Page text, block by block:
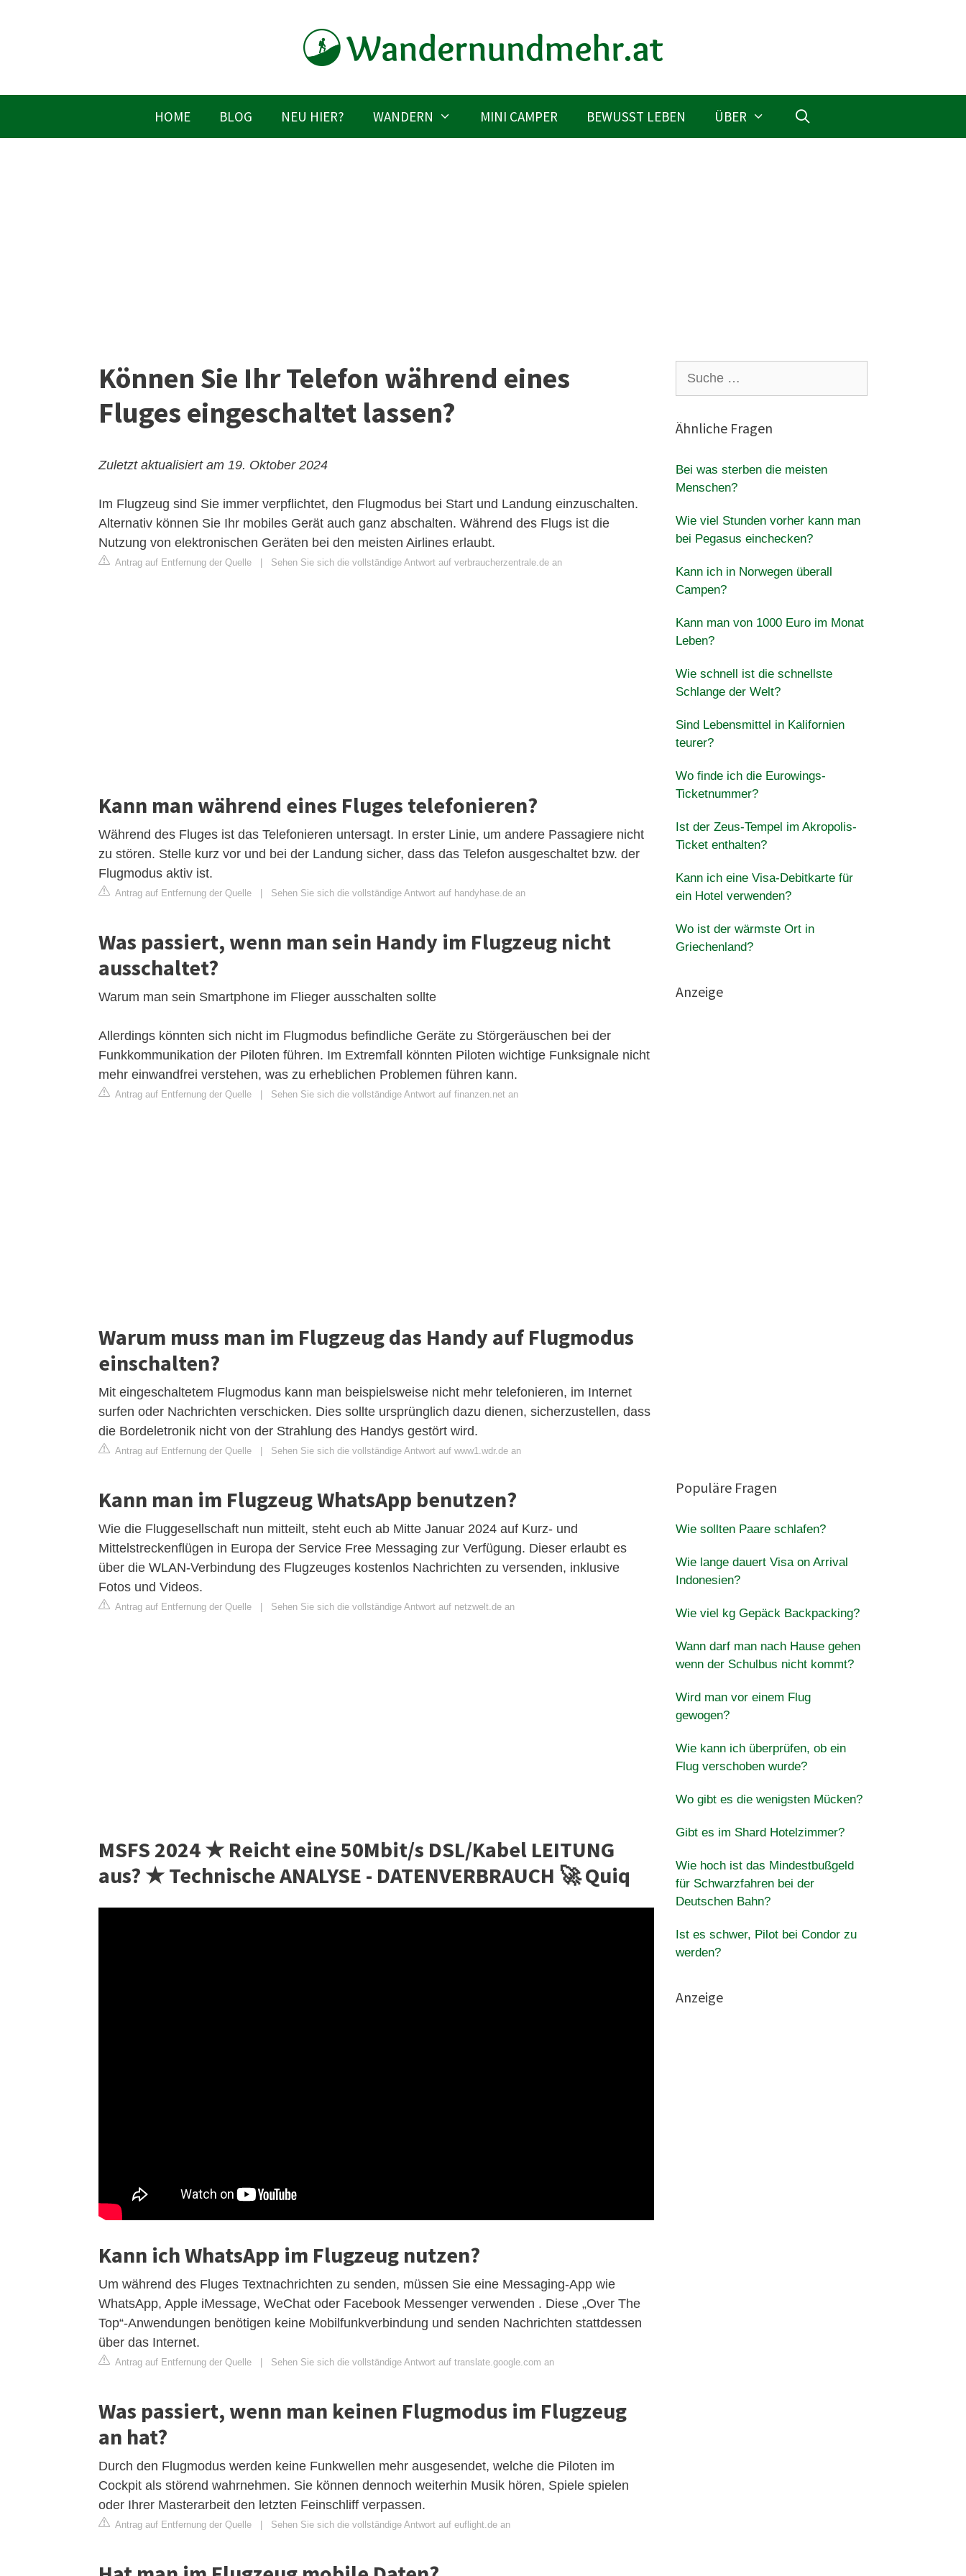
HOME BLOG NEU HIER? WANDERN MINI CAMPER BEWUSST LEBEN ÜBER
Können Sie Ihr Telefon während eines
Fluges eingeschaltet lassen?
Zuletzt aktualisiert am 19. Oktober 2024
Im Flugzeug sind Sie immer verpflichtet, den Flugmodus bei Start und Landung einzuschalten.
Alternativ können Sie Ihr mobiles Gerät auch ganz abschalten. Während des Flugs ist die
Nutzung von elektronischen Geräten bei den meisten Airlines erlaubt.
Antrag auf Entfernung der Quelle Sehen Sie sich die vollständige Antwort auf verbraucherzentrale.de an
Kann man während eines Fluges telefonieren?
Während des Fluges ist das Telefonieren untersagt. In erster Linie, um andere Passagiere nicht
zu stören. Stelle kurz vor und bei der Landung sicher, dass das Telefon ausgeschaltet bzw. der
Flugmodus aktiv ist.
Antrag auf Entfernung der Quelle Sehen Sie sich die vollständige Antwort auf handyhase.de an
Was passiert, wenn man sein Handy im Flugzeug nicht
ausschaltet?
Warum man sein Smartphone im Flieger ausschalten sollte
Allerdings könnten sich nicht im Flugmodus befindliche Geräte zu Störgeräuschen bei der
Funkkommunikation der Piloten führen. Im Extremfall könnten Piloten wichtige Funksignale nicht
mehr einwandfrei verstehen, was zu erheblichen Problemen führen kann.
Antrag auf Entfernung der Quelle Sehen Sie sich die vollständige Antwort auf finanzen.net an
Warum muss man im Flugzeug das Handy auf Flugmodus
einschalten?
Mit eingeschaltetem Flugmodus kann man beispielsweise nicht mehr telefonieren, im Internet
surfen oder Nachrichten verschicken. Dies sollte ursprünglich dazu dienen, sicherzustellen, dass
die Bordeletronik nicht von der Strahlung des Handys gestört wird.
Antrag auf Entfernung der Quelle Sehen Sie sich die vollständige Antwort auf www1.wdr.de an
Kann man im Flugzeug WhatsApp benutzen?
Wie die Fluggesellschaft nun mitteilt, steht euch ab Mitte Januar 2024 auf Kurz- und
Mittelstreckenflügen in Europa der Service Free Messaging zur Verfügung. Dieser erlaubt es
über die WLAN-Verbindung des Flugzeuges kostenlos Nachrichten zu versenden, inklusive
Fotos und Videos.
Antrag auf Entfernung der Quelle Sehen Sie sich die vollständige Antwort auf netzwelt.de an
MSFS 2024 ★ Reicht eine 50Mbit/s DSL/Kabel LEITUNG
aus? ★ Technische ANALYSE - DATENVERBRAUCH 🚀 Quiq
Kann ich WhatsApp im Flugzeug nutzen?
Um während des Fluges Textnachrichten zu senden, müssen Sie eine Messaging-App wie
WhatsApp, Apple iMessage, WeChat oder Facebook Messenger verwenden . Diese „Over The
Top“-Anwendungen benötigen keine Mobilfunkverbindung und senden Nachrichten stattdessen
über das Internet.
Antrag auf Entfernung der Quelle | Sehen Sie sich die vollständige Antwort auf translate.google.com an
Was passiert, wenn man keinen Flugmodus im Flugzeug
an hat?
Durch den Flugmodus werden keine Funkwellen mehr ausgesendet, welche die Piloten im
Cockpit als störend wahrnehmen. Sie können dennoch weiterhin Musik hören, Spiele spielen
oder Ihrer Masterarbeit den letzten Feinschliff verpassen.
Antrag auf Entfernung der Quelle | Sehen Sie sich die vollständige Antwort auf euflight.de an
nach:
Ähnliche Fragen
Bei was sterben die meisten
Menschen?
Wie viel Stunden vorher kann man
bei Pegasus einchecken?
Kann ich in Norwegen überall
Campen?
Kann man von 1000 Euro im Monat
Leben?
Wie schnell ist die schnellste
Schlange der Welt?
Sind Lebensmittel in Kalifornien
teurer?
Wo finde ich die Eurowings-
Ticketnummer?
Ist der Zeus-Tempel im Akropolis-
Ticket enthalten?
Kann ich eine Visa-Debitkarte für
ein Hotel verwenden?
Wo ist der wärmste Ort in
Griechenland?
Anzeige
Populäre Fragen
Wie sollten Paare schlafen?
Wie lange dauert Visa on Arrival
Indonesien?
Wie viel kg Gepäck Backpacking?
Wann darf man nach Hause gehen
wenn der Schulbus nicht kommt?
Wird man vor einem Flug
gewogen?
Wie kann ich überprüfen, ob ein
Flug verschoben wurde?
Wo gibt es die wenigsten Mücken?
Gibt es im Shard Hotelzimmer?
Wie hoch ist das Mindestbußgeld
für Schwarzfahren bei der
Deutschen Bahn?
Ist es schwer, Pilot bei Condor zu
werden?
Anzeige